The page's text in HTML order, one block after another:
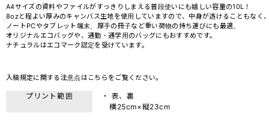
A4サイズの資料やファイルがすっきりしまえる普段使いにも嬉しい容量の10L！
8ozと程よい厚みのキャンバス生地を使用していますので、中身が透けることもなく
ノートPCやタブレット端末、厚手の冊子など重い荷物の持ち運びにも最適。
オリジナルエコバッグや、通勤・通学用のバッグにもおすすめです。
ナチュラルはエコマーク認定を受けています。
入稿規定に関する注意点は こちら をご覧ください。
プリント範囲
・ 表、裏
横25cm×縦23cm